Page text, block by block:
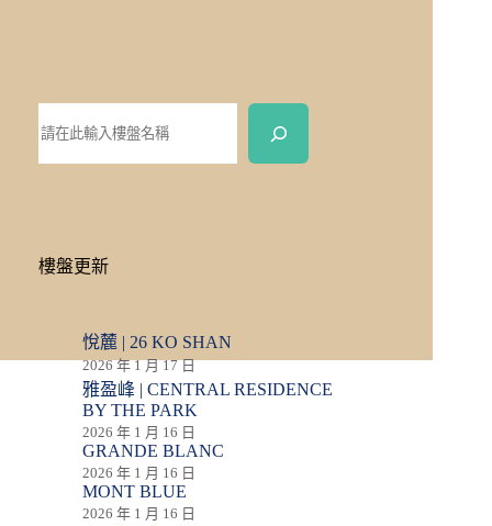
樓盤更新
悅麓 | 26 KO SHAN
2026 年 1 月 17 日
雅盈峰 | CENTRAL RESIDENCE
BY THE PARK
2026 年 1 月 16 日
GRANDE BLANC
2026 年 1 月 16 日
MONT BLUE
2026 年 1 月 16 日